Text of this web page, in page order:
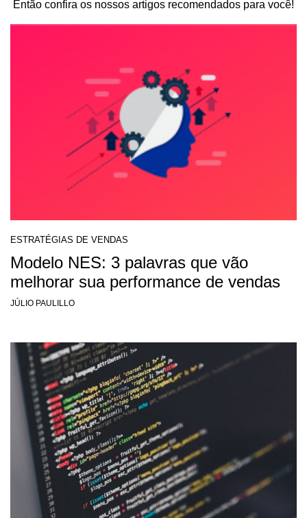
Então confira os nossos artigos recomendados para você!
ESTRATÉGIAS DE VENDAS
Modelo NES: 3 palavras que vão
melhorar sua performance de vendas
JÚLIO PAULILLO